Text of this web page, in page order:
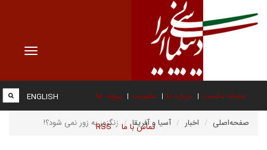
Toggle
صفحه نخست درباره ما عضویت پیوند ها
تماس با ما RSS
ENGLISH
صفحه‌اصلی اخبار آسیا و آفریقا زنگزور به زور نمی شود؟!